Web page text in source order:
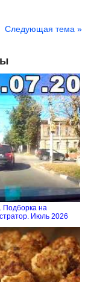
Следующая тема »
Подборка на
Июль 2026